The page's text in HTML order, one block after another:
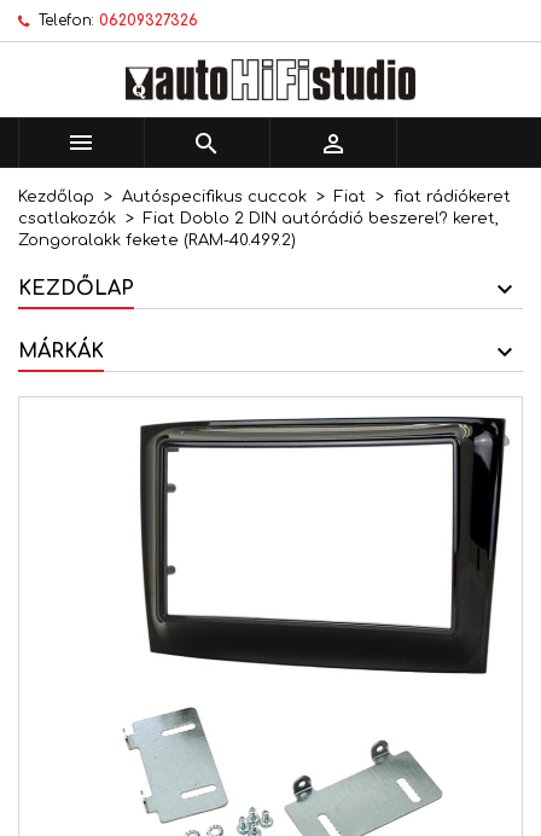
Telefon: 06209327326
  
Kezdőlap Autóspecifikus cuccok Fiat
fiat rádiókeret
csatlakozók
Fiat Doblo 2 DIN autórádió beszerel? keret,
Zongoralakk fekete (RAM-40.499.2)
KEZDŐLAP
MÁRKÁK
Kívánságlistáim ×
Új lista létrehozása
Kívánságlista létrehozása ×
Kívánságlista neve
Mégsem Kívánságlista létrehozása
Bejelentkezés ×
történő mentéséhez.
Mégsem Bejelentkezés